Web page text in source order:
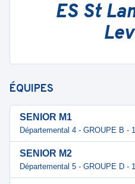
ES St
ÉQUIPES
SENIOR M1
Départemental 4 - GROUPE B - 1
SENIOR M2
Départemental 5 - GROUPE D - 1